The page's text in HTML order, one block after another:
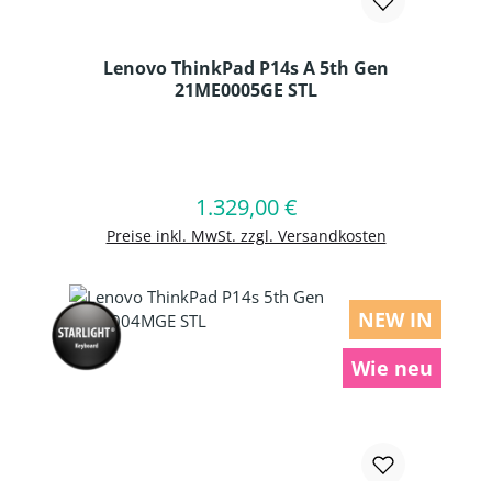
Lenovo ThinkPad P14s A 5th Gen
21ME0005GE STL
Regulärer Preis:
1.329,00 €
Preise inkl. MwSt. zzgl. Versandkosten
In den Warenkorb
NEW IN
Wie neu